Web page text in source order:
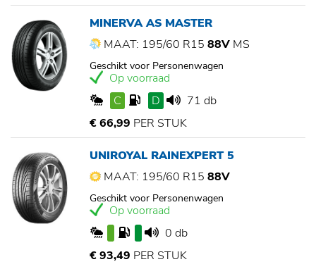
MINERVA AS MASTER
MAAT: 195/60 R15 88V MS
Geschikt voor Personenwagen
Op voorraad
C
D
71 db
€ 66,99 PER STUK
UNIROYAL RAINEXPERT 5
MAAT: 195/60 R15 88V
Geschikt voor Personenwagen
Op voorraad
0 db
€ 93,49 PER STUK